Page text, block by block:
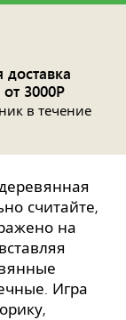
доставка
3000Р
в течение
считайте,
на
Игра